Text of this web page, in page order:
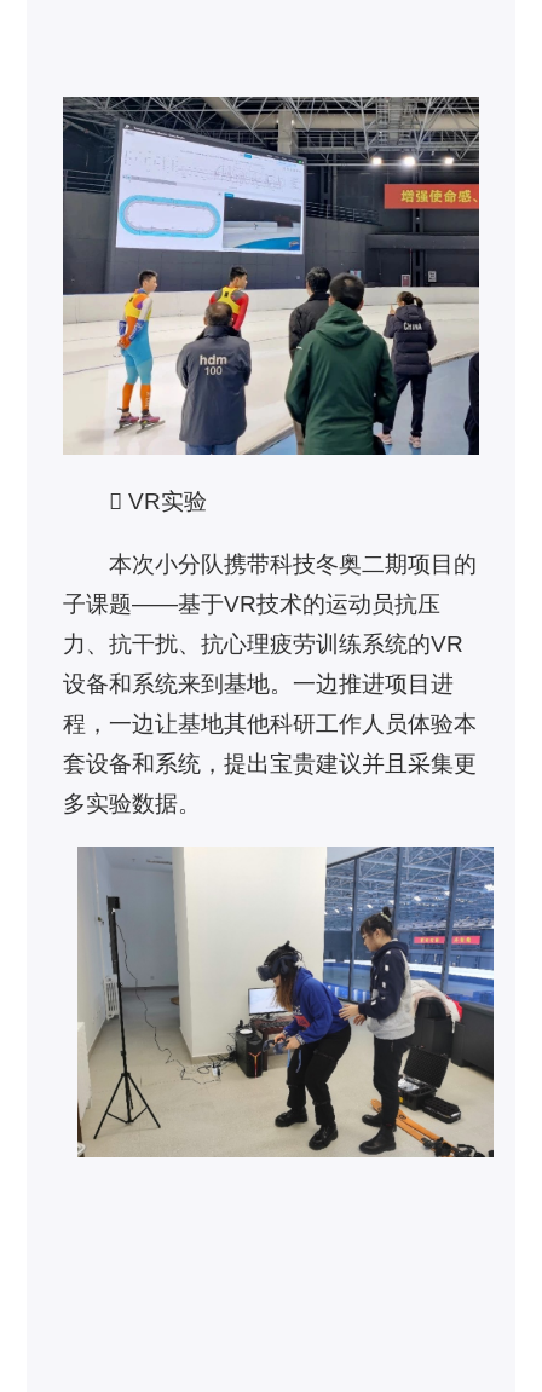
 VR实验
本次小分队携带科技冬奥二期项目的
子课题——基于VR技术的运动员抗压
力、抗干扰、抗心理疲劳训练系统的VR
设备和系统来到基地。一边推进项目进
程，一边让基地其他科研工作人员体验本
套设备和系统，提出宝贵建议并且采集更
多实验数据。